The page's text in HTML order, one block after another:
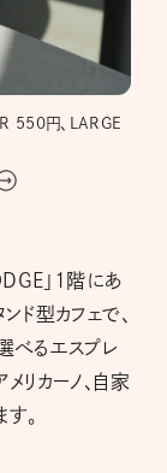
550円、LARGE
」1階にあ
ド型カフェで、
べるエスプレ
リカーノ、自家
。